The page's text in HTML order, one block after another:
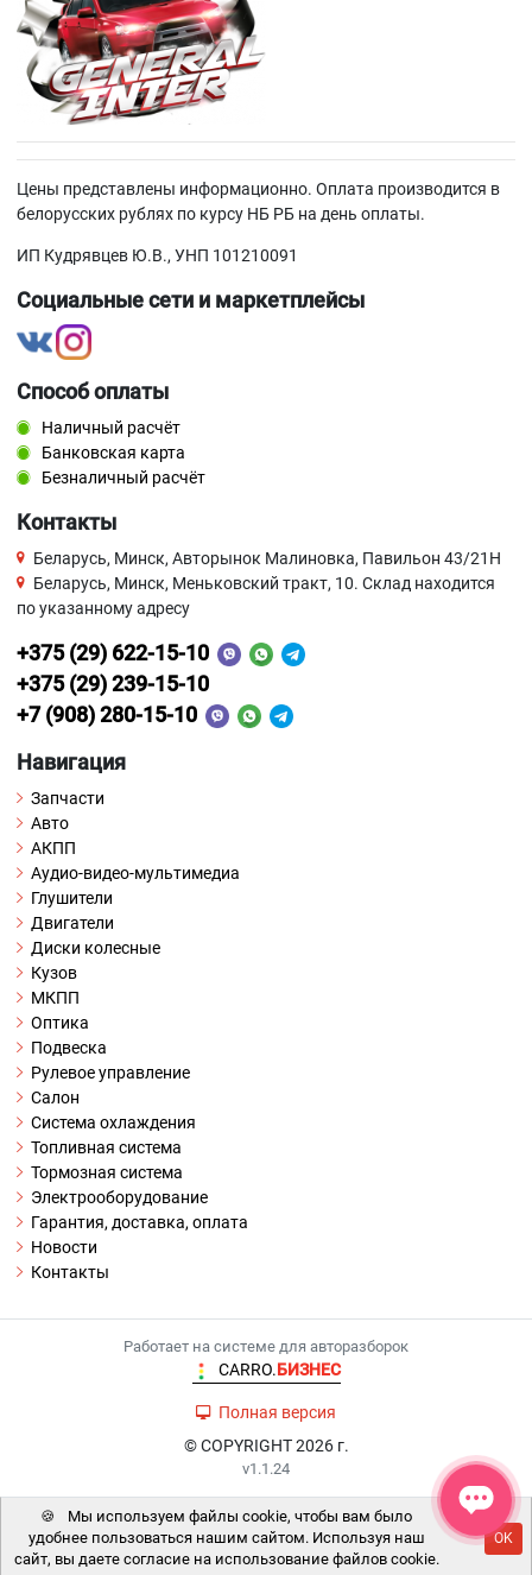
Цены представлены информационно. Оплата производится в
белорусских рублях по курсу НБ РБ на день оплаты.
ИП Кудрявцев Ю.В., УНП 101210091
Социальные сети и маркетплейсы
Способ оплаты
Наличный расчёт
Банковская карта
Безналичный расчёт
Контакты
Беларусь, Минск, Авторынок Малиновка, Павильон 43/21Н
Беларусь, Минск, Меньковский тракт, 10. Склад находится
по указанному адресу
+375 (29) 622-15-10
+375 (29) 239-15-10
+7 (908) 280-15-10
Навигация
Запчасти
Авто
АКПП
Аудио-видео-мультимедиа
Глушители
Двигатели
Диски колесные
Кузов
МКПП
Оптика
Подвеска
Рулевое управление
Салон
Система охлаждения
Топливная система
Тормозная система
Электрооборудование
Гарантия, доставка, оплата
Новости
Контакты
Работает на системе для авторазборок
CARRO.БИЗНЕС
Полная версия
© COPYRIGHT 2026 г.
v1.1.24
🍪
Мы используем файлы cookie, чтобы вам было
удобнее пользоваться нашим сайтом. Используя наш
сайт, вы даете согласие на использование файлов cookie.
OK